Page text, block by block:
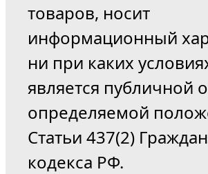
товаров, носит
информационный
ни при каких
является публичной
определяемой
Статьи 437(2)
кодекса РФ.